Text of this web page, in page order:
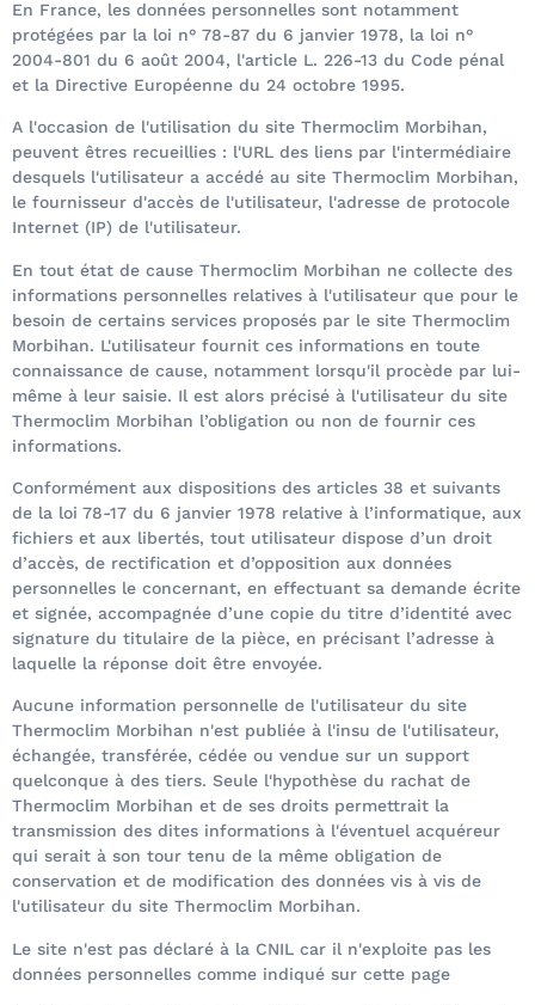
En France, les données personnelles sont notamment
protégées par la loi n° 78-87 du 6 janvier 1978, la loi n°
2004-801 du 6 août 2004, l'article L. 226-13 du Code pénal
et la Directive Européenne du 24 octobre 1995.
A l'occasion de l'utilisation du site Thermoclim Morbihan,
peuvent êtres recueillies : l'URL des liens par l'intermédiaire
desquels l'utilisateur a accédé au site Thermoclim Morbihan,
le fournisseur d'accès de l'utilisateur, l'adresse de protocole
Internet (IP) de l'utilisateur.
En tout état de cause Thermoclim Morbihan ne collecte des
informations personnelles relatives à l'utilisateur que pour le
besoin de certains services proposés par le site Thermoclim
Morbihan. L'utilisateur fournit ces informations en toute
connaissance de cause, notamment lorsqu'il procède par lui-
même à leur saisie. Il est alors précisé à l'utilisateur du site
Thermoclim Morbihan l’obligation ou non de fournir ces
informations.
Conformément aux dispositions des articles 38 et suivants
de la loi 78-17 du 6 janvier 1978 relative à l’informatique, aux
fichiers et aux libertés, tout utilisateur dispose d’un droit
d’accès, de rectification et d’opposition aux données
personnelles le concernant, en effectuant sa demande écrite
et signée, accompagnée d’une copie du titre d’identité avec
signature du titulaire de la pièce, en précisant l’adresse à
laquelle la réponse doit être envoyée.
Aucune information personnelle de l'utilisateur du site
Thermoclim Morbihan n'est publiée à l'insu de l'utilisateur,
échangée, transférée, cédée ou vendue sur un support
quelconque à des tiers. Seule l'hypothèse du rachat de
Thermoclim Morbihan et de ses droits permettrait la
transmission des dites informations à l'éventuel acquéreur
qui serait à son tour tenu de la même obligation de
conservation et de modification des données vis à vis de
l'utilisateur du site Thermoclim Morbihan.
Le site n'est pas déclaré à la CNIL car il n'exploite pas les
données personnelles comme indiqué sur cette page